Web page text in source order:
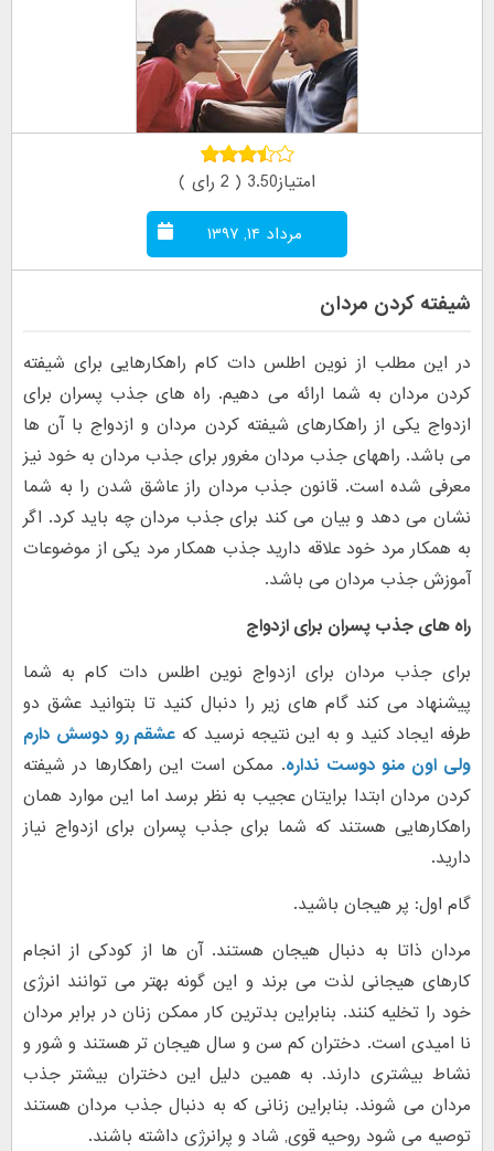
امتیاز3.50 ( 2 رای )
مرداد ۱۴, ۱۳۹۷
شیفته کردن مردان
در این مطلب از نوین اطلس دات کام راهکارهایی برای شیفته
کردن مردان به شما ارائه می دهیم. راه های جذب پسران برای
ازدواج یکی از راهکارهای شیفته کردن مردان و ازدواج با آن ها
می باشد. راههای جذب مردان مغرور برای جذب مردان به خود نیز
معرفی شده است. قانون جذب مردان راز عاشق شدن را به شما
نشان می دهد و بیان می کند برای جذب مردان چه باید کرد. اگر
به همکار مرد خود علاقه دارید جذب همکار مرد یکی از موضوعات
آموزش جذب مردان می باشد.
راه های جذب پسران برای ازدواج
برای جذب مردان برای ازدواج نوین اطلس دات کام به شما
پیشنهاد می کند گام های زیر را دنبال کنید تا بتوانید عشق دو
طرفه ایجاد کنید و به این نتیجه نرسید که عشقم رو دوسش دارم
ولی اون منو دوست نداره. ممکن است این راهکارها در شیفته
کردن مردان ابتدا برایتان عجیب به نظر برسد اما این موارد همان
راهکارهایی هستند که شما برای جذب پسران برای ازدواج نیاز
دارید.
گام اول: پر هیجان باشید.
مردان ذاتا به دنبال هیجان هستند. آن ها از کودکی از انجام
کارهای هیجانی لذت می برند و این گونه بهتر می توانند انرژی
خود را تخلیه کنند. بنابراین بدترین کار ممکن زنان در برابر مردان
نا امیدی است. دختران کم سن و سال هیجان تر هستند و شور و
نشاط بیشتری دارند. به همین دلیل این دختران بیشتر جذب
مردان می شوند. بنابراین زنانی که به دنبال جذب مردان هستند
توصیه می شود روحیه قوی, شاد و پرانرژی داشته باشند.